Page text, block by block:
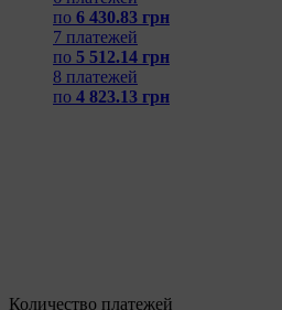
по 6 430.83 грн
7 платежей
по 5 512.14 грн
8 платежей
по 4 823.13 грн
Количество платежей